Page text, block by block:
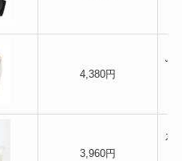
4,380円
ふ
3,960円
木